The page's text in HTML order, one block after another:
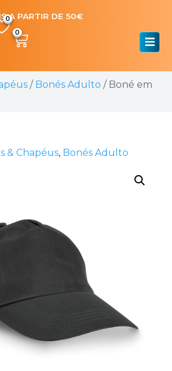
A PARTIR DE 50€
0
/ Bonés Adulto / Boné em
& Chapéus, Bonés Adulto